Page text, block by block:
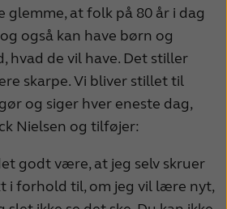
glemme, at folk på 80 år i dag
også kan have børn og
hvad de vil have. Det stiller
skarpe. Vi bliver stillet til
og siger hver eneste dag,
Nielsen og tilføjer:
godt være, at jeg selv skruer
i forhold til, om jeg vil lære nyt,